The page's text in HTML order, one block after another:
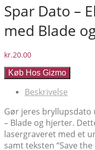
Spar Dato –
med Blade
kr.20.00
Køb Hos Gizmo
Beskrivelse
Gør jeres bryllupsdato
– Blade og hjerter.
lasergraveret med et
samt teksten “Save the